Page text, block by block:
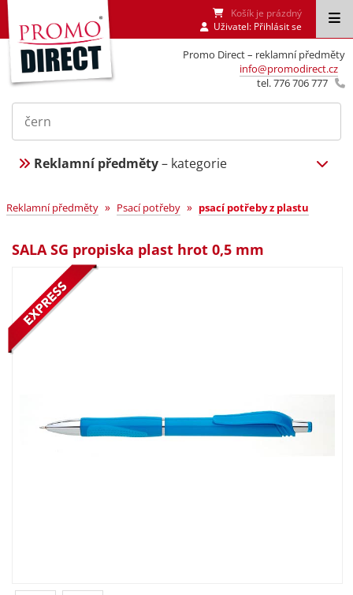
Promo Direct – reklamní předměty
info@promodirect.cz
tel. 776 706 777
Košík je prázdný
Uživatel: Přihlásit se
Reklamní předměty– kategorie
Reklamní předměty » Psací potřeby » psací potřeby z plastu
SALA SG propiska plast hrot 0,5 mm